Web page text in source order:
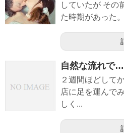
していたが その
た時期があった
自然な流れで…
２週間ほどして
店に足を運んで
しく...